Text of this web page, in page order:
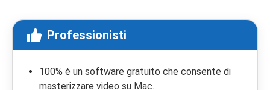
Professionisti
100% è un software gratuito che consente di
masterizzare video su Mac.